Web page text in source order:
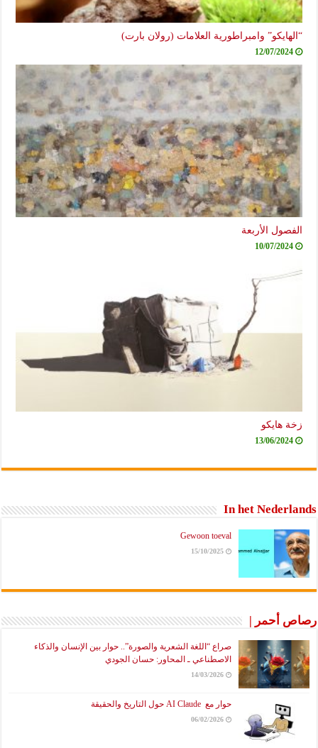
“الهايكو” وامبراطورية العلامات (رولان بارت)
12/07/2024
الفصول الأربعة
10/07/2024
زخة هايكو
13/06/2024
In het Nederlands
Gewoon toeval
15/10/2025
رصاص أحمر |
صراع “اللغة الشعرية والصورة”.. حوار بين الإنسان والذكاء
الاصطناعي ـ المحاور: حسان الجودي
14/03/2026
حوار مع AI Claude حول التاريخ والحقيقة
06/02/2026